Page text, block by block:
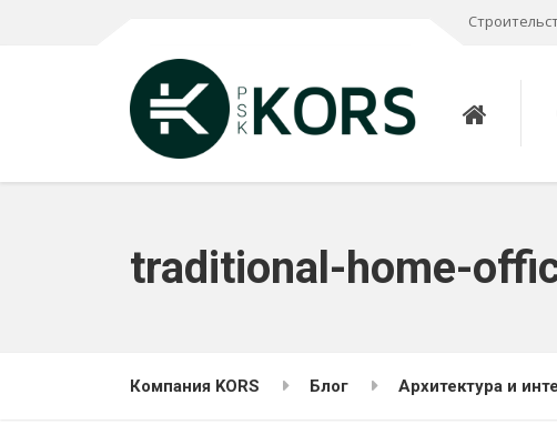
traditional-home-
Компания KORS Блог Архитектура и